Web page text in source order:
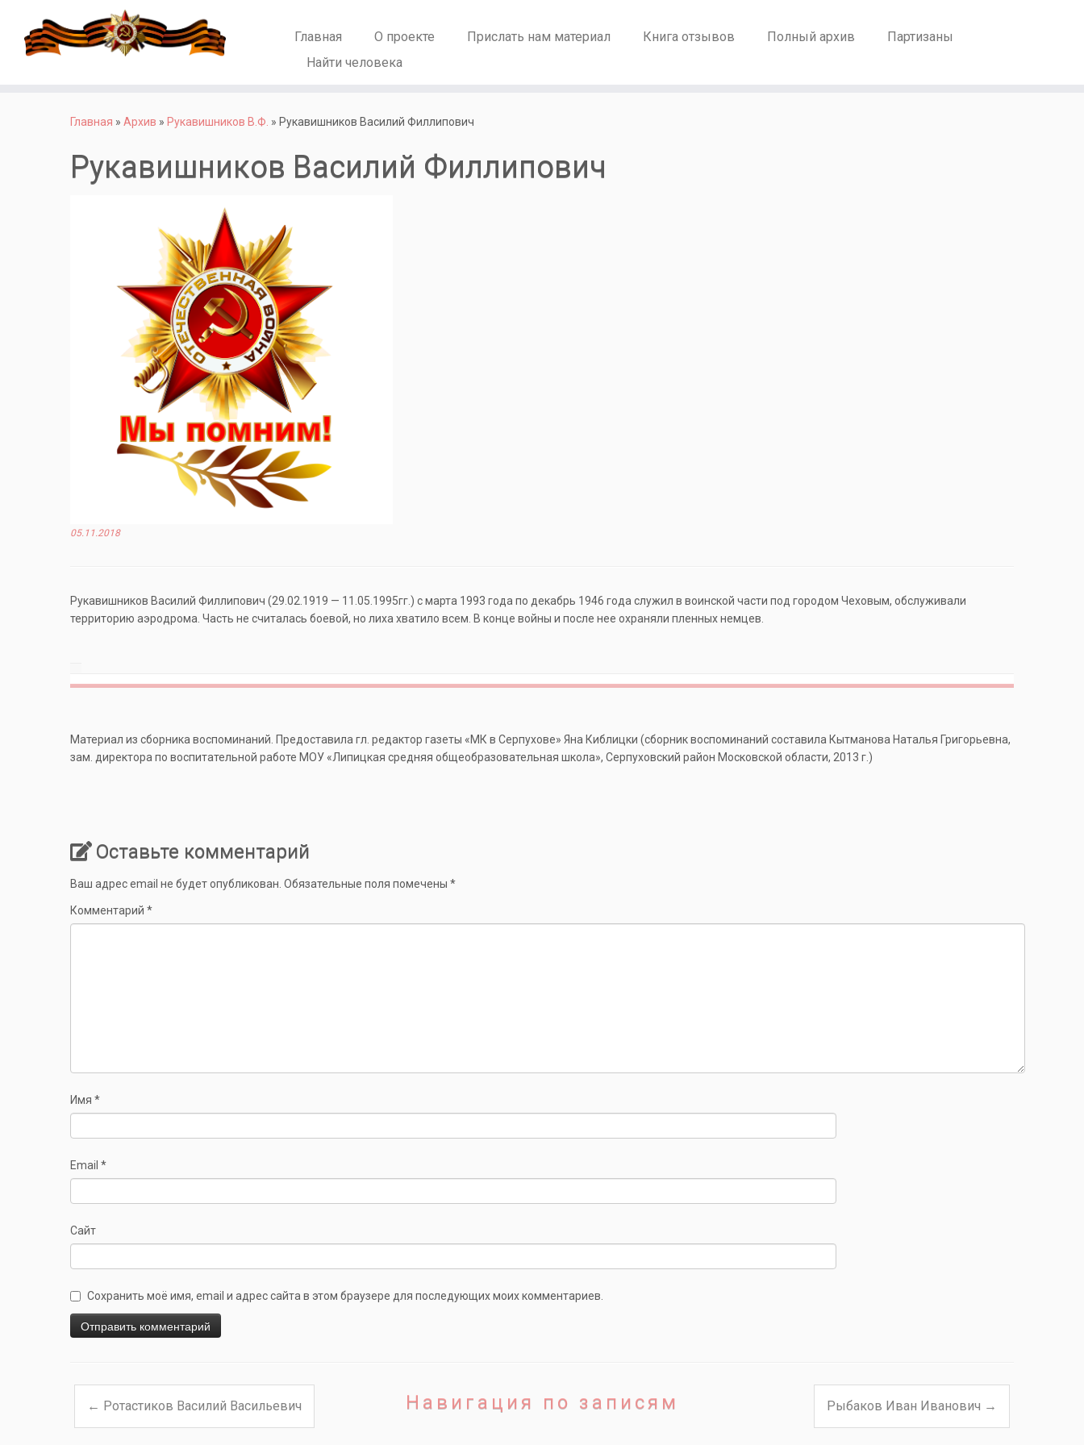
Главная О проекте Прислать нам материал Книга отзывов Полный архив
Партизаны
Найти человека
Главная » Архив » Рукавишников В.Ф. » Рукавишников Василий Филлипович
Рукавишников Василий Филлипович
05.11.2018
Рукавишников Василий Филлипович (29.02.1919 — 11.05.1995гг.) с марта 1993 года по декабрь 1946 года служил в воинской части под городом Чеховым, обслуживали
территорию аэродрома. Часть не считалась боевой, но лиха хватило всем. В конце войны и после нее охраняли пленных немцев.
Материал из сборника воспоминаний. Предоставила гл. редактор газеты «МК в Серпухове» Яна Киблицки (сборник воспоминаний составила Кытманова Наталья Григорьевна,
зам. директора по воспитательной работе МОУ «Липицкая средняя общеобразовательная школа», Серпуховский район Московской области, 2013 г.)
Оставьте комментарий
Ваш адрес email не будет опубликован. Обязательные поля помечены *
Комментарий *
Имя *
Email *
Сайт
Сохранить моё имя, email и адрес сайта в этом браузере для последующих моих комментариев.
Навигация по записям
← Ротастиков Василий Васильевич Рыбаков Иван Иванович →